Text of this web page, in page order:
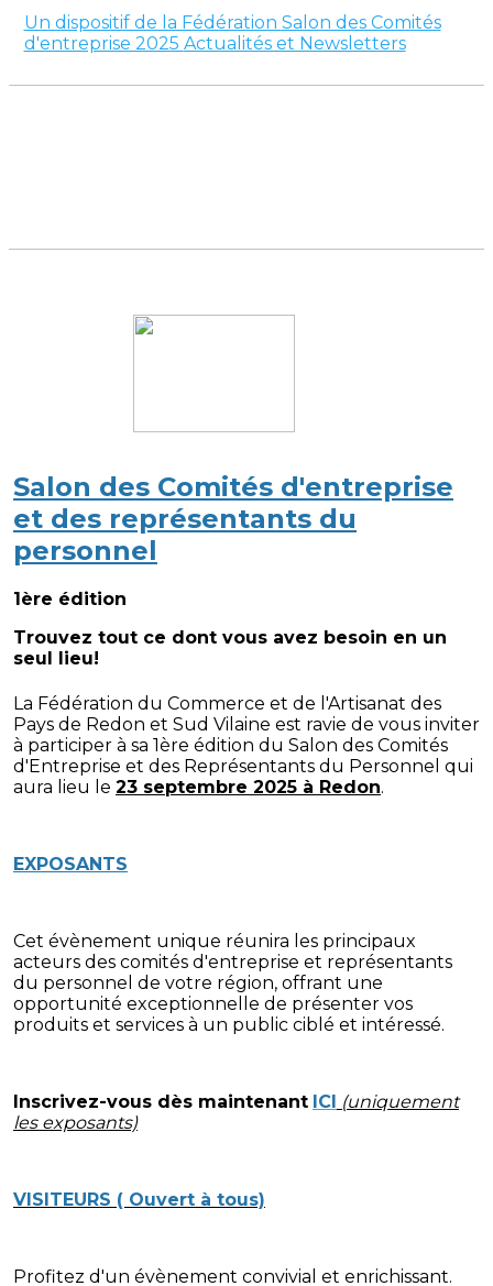
Un dispositif de la Fédération Salon des Comités
d'entreprise 2025 Actualités et Newsletters
Salon des Comités d'entreprise
et des représentants du
personnel
1ère édition
Trouvez tout ce dont vous avez besoin en un
seul lieu!
La Fédération du Commerce et de l'Artisanat des
Pays de Redon et Sud Vilaine est ravie de vous inviter
à participer à sa 1ère édition du Salon des Comités
d'Entreprise et des Représentants du Personnel qui
aura lieu le 23 septembre 2025 à Redon.
EXPOSANTS
Cet évènement unique réunira les principaux
acteurs des comités d'entreprise et représentants
du personnel de votre région, offrant une
opportunité exceptionnelle de présenter vos
produits et services à un public ciblé et intéressé.
Inscrivez-vous dès maintenant ICI (uniquement
les exposants)
VISITEURS ( Ouvert à tous)
Profitez d'un évènement convivial et enrichissant.